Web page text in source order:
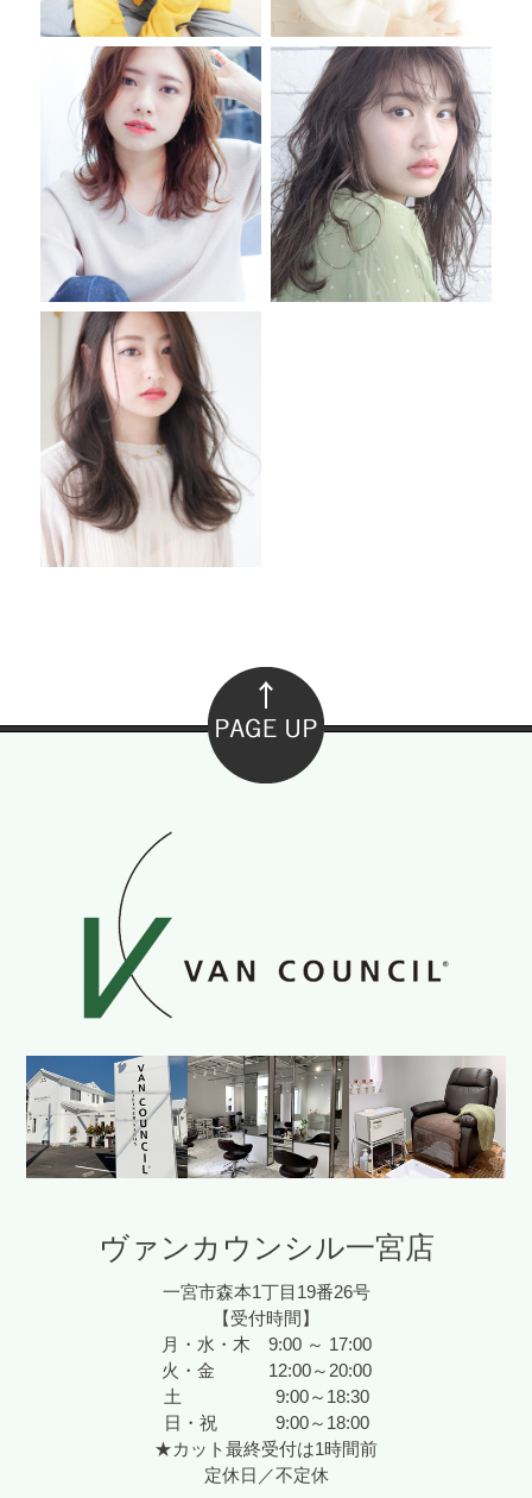
ヴァンカウンシル一宮店
一宮市森本1丁目19番26号
【受付時間】
月・水・木 9:00 ～ 17:00
火・金 12:00～20:00
土 9:00～18:30
日・祝 9:00～18:00
★カット最終受付は1時間前
定休日／不定休